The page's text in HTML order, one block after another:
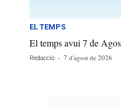
EL TEMPS
El temps avui 7 de
Redacció - 7 d'agost de 2026